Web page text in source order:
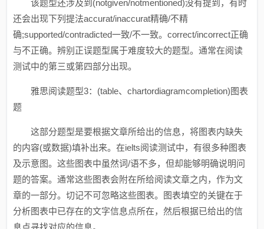
该题型还涉及到(notgiven/notmentioned)没有提到，有时
还会出现下列提法accurat/inaccurat精确/不精
确;supported/contradicted一致/不一致。correct/incorrect正确
与不正确。辨别正误题型属于难度较大的题型。通常在阅读
测试中的第三或第四部分出现。
雅思阅读题型3：(table、chartordiagramcompletion)图表
题
这部分题型是要根据文章所给出的信息，将图表内缺失
的内容(或数据)填补出来。在ielts阅读测试中，有很多种图表
及示意图。这些图表中虽然词/语不多，但却能够明确说明问
题的答案。通常这些图表会附在所给阅读文章之内，作为文
章的一部分。切记不可忽略这些图表。图表填空的关键在于
分析图表中已存在的文字信息点所在，然后根据已给出的信
息点寻找对应的信息。